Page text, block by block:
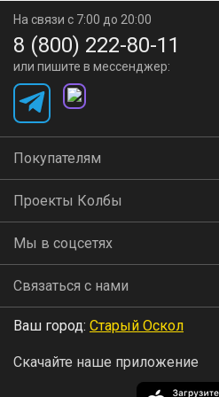
быстрее перегнать брагу в
времени будут вариться
резкие нотки. В таких
ароматные напитки, которые
виски, бренди, джин,
Куб для разных
Готовьте внутри
другие напитки
В кубе аппарата Domspirt 2
зерновыми заторами.
На связи с 7:00 до 20:00
8 (800) 222-80-11
или пишите в мессенджер:
Покупателям
Проекты Колбы
Мы в соцсетях
Связаться с нами
Ваш город: Старый Оскол
Скачайте наше приложение